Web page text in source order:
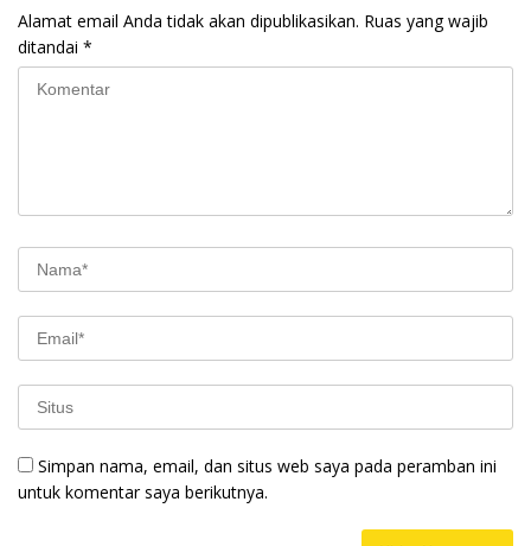
Alamat email Anda tidak akan dipublikasikan. Ruas yang wajib
ditandai *
Simpan nama, email, dan situs web saya pada peramban ini
untuk komentar saya berikutnya.